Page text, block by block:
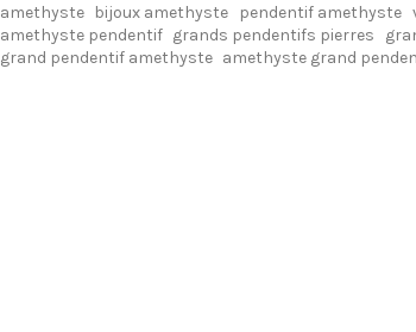
amethyste bijoux amethyste pendentif amethyste
amethyste pendentif grands pendentifs pierres
grand pendentif amethyste amethyste grand